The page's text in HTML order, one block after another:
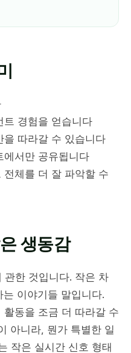
트 경험을 얻습니다
을 따라갈 수 있습니다
에서만 공유됩니다
체를 더 잘 파악할 수
생동감
한 것입니다. 작은 차
이야기들 말입니다.
동을 조금 더 따라갈 수
아니라, 뭔가 특별한 일
작은 실시간 신호 형태